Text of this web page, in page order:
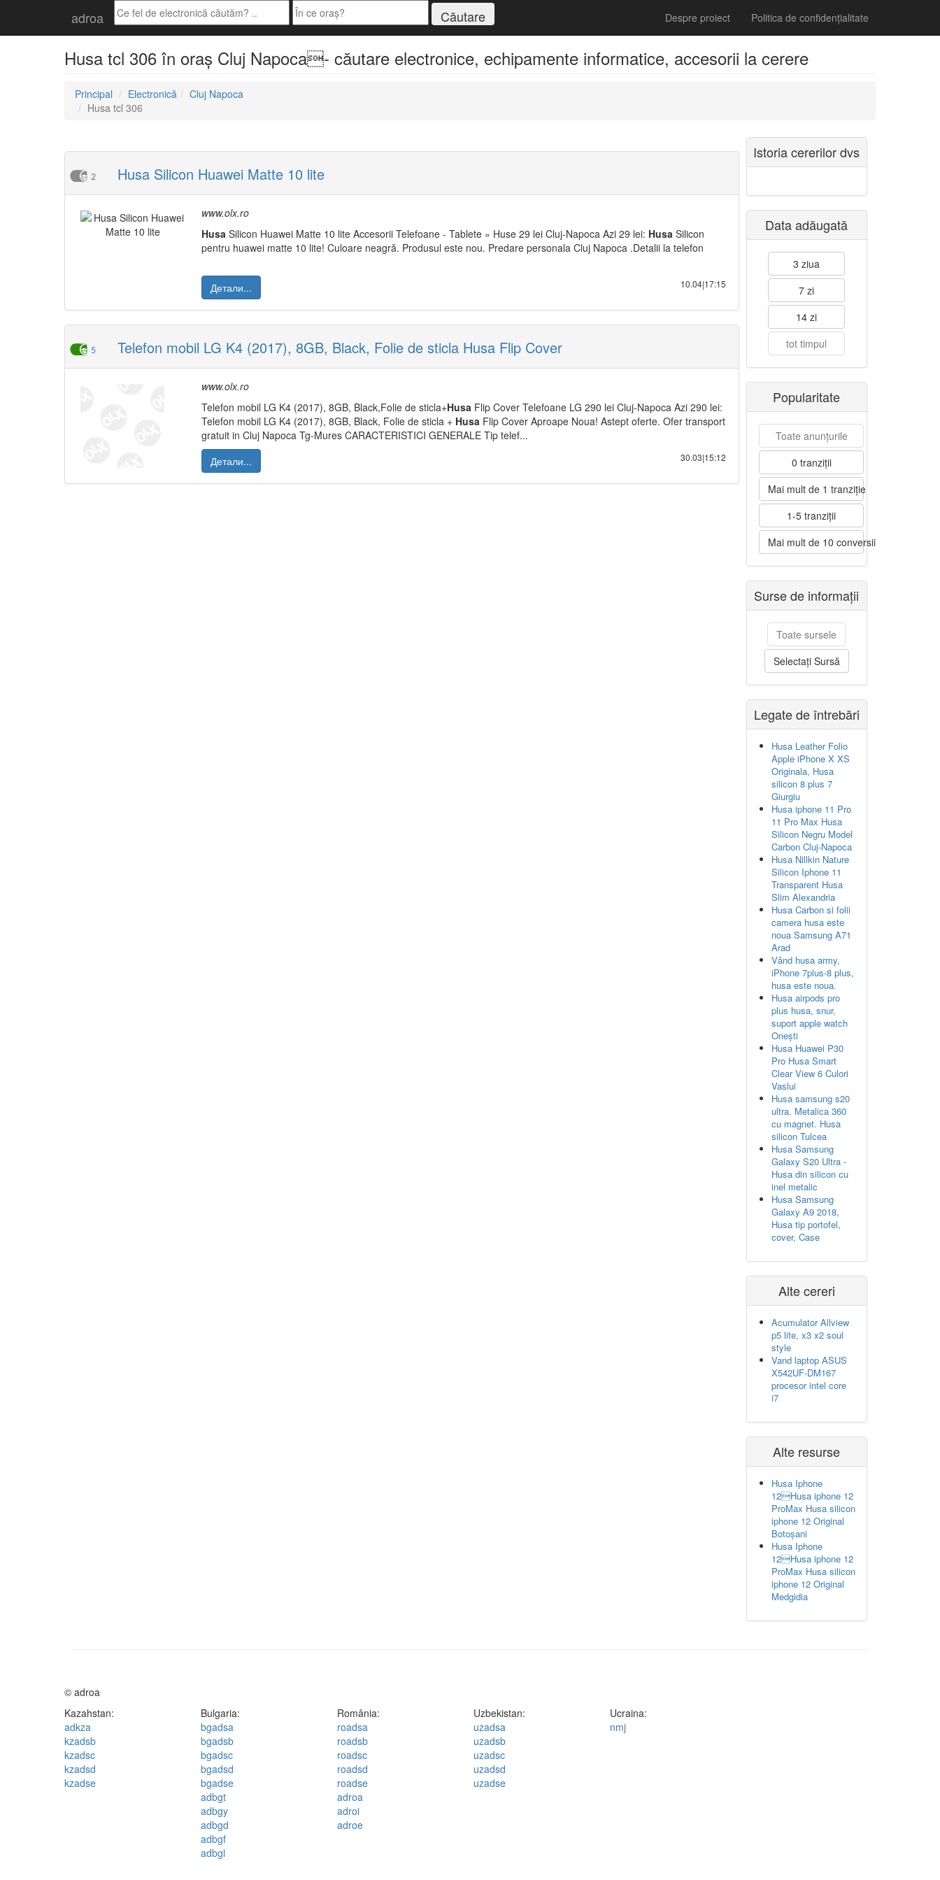
adroa Despre proiect Politica de confidențialitate
Husa tcl 306 în oraș Cluj Napoca- căutare electronice, echipamente informatice, accesorii la cerere
Principal Electronică
Cluj Napoca
Husa tcl 306
2 Husa Silicon Huawei Matte 10 lite
www.olx.ro
Husa Silicon Huawei Matte 10 lite Accesorii Telefoane - Tablete » Huse 29 lei Cluj-Napoca Azi 29 lei: Husa Silicon
pentru huawei matte 10 lite! Culoare neagră. Produsul este nou. Predare personala Cluj Napoca .Detalii la telefon
Детали... 10.04|17:15
5 Telefon mobil LG K4 (2017), 8GB, Black, Folie de sticla Husa Flip Cover
www.olx.ro
Telefon mobil LG K4 (2017), 8GB, Black,Folie de sticla+Husa Flip Cover Telefoane LG 290 lei Cluj-Napoca Azi 290 lei:
Telefon mobil LG K4 (2017), 8GB, Black, Folie de sticla + Husa Flip Cover Aproape Noua! Astept oferte. Ofer transport
gratuit in Cluj Napoca Tg-Mures CARACTERISTICI GENERALE Tip telef...
Детали...
30.03|15:12
Istoria cererilor dvs
Data adăugată
3 ziua
7 zi
14 zi
tot timpul
Popularitate
Toate anunțurile
0 tranziții
Mai mult de 1 tranziție
1-5 tranziții
Mai mult de 10 conversii
Surse de informații
Toate sursele
Selectați Sursă
Legate de întrebări
Husa Leather Folio
Apple iPhone X XS
Originala, Husa
silicon 8 plus 7
Giurgiu
Husa iphone 11 Pro
11 Pro Max Husa
Silicon Negru Model
Carbon Cluj-Napoca
Husa Nillkin Nature
Silicon Iphone 11
Transparent Husa
Slim Alexandria
Husa Carbon si folii
camera husa este
noua Samsung A71
Arad
Vând husa army,
iPhone 7plus-8 plus,
husa este noua.
Husa airpods pro
plus husa, snur,
suport apple watch
Onești
Husa Huawei P30
Pro Husa Smart
Clear View 6 Culori
Vaslui
Husa samsung s20
ultra. Metalica 360
cu magnet. Husa
silicon Tulcea
Husa Samsung
Galaxy S20 Ultra -
Husa din silicon cu
inel metalic
Husa Samsung
Galaxy A9 2018,
Husa tip portofel,
cover, Case
Alte cereri
Acumulator Allview
p5 lite, x3 x2 soul
style
Vand laptop ASUS
X542UF-DM167
procesor intel core
i7
Alte resurse
Husa Iphone
12Husa iphone 12
ProMax Husa silicon
iphone 12 Original
Botoșani
Husa Iphone
12Husa iphone 12
ProMax Husa silicon
iphone 12 Original
Medgidia
© adroa
Kazahstan:
adkza
kzadsb
kzadsc
kzadsd
kzadse
Bulgaria:
bgadsa
bgadsb
bgadsc
bgadsd
bgadse
adbgt
adbgy
adbgd
adbgf
adbgl
România:
roadsa
roadsb
roadsc
roadsd
roadse
adroa
adroi
adroe
Uzbekistan:
uzadsa
uzadsb
uzadsc
uzadsd
uzadse
Ucraina:
nmj